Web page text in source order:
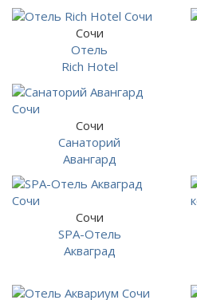
Сочи
Отель
Rich Hotel
Сочи
Санаторий
Авангард
Сочи
SPA-Отель
Акваград